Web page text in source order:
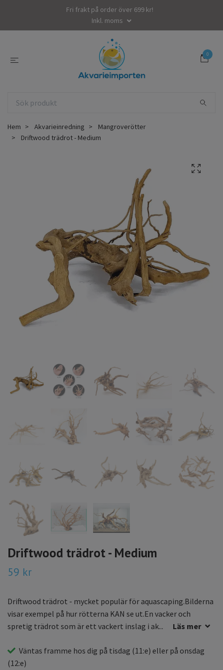
Fri frakt på order över 699 kr!
Inkl. moms
0
Hem Akvarieinredning
Mangroverötter
Driftwood trädrot - Medium
Driftwood trädrot - Medium
59 kr
Driftwood trädrot - mycket populär för aquascaping.Bilderna
visar exempel på hur rötterna KAN se ut.En vacker och
spretig trädrot som är ett vackert inslag i ak...
Läs mer
Väntas framme hos dig på tisdag (11:e) eller på onsdag
(12:e)